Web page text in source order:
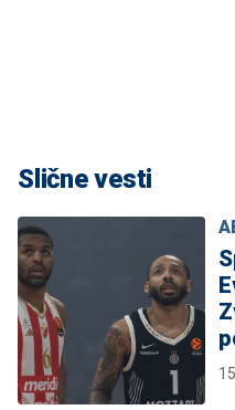
Slične vesti